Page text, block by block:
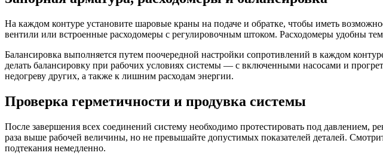
На каждом контуре установите шаровые краны на подаче и обратке, чтобы иметь
вентили или встроенные расходомеры с регулировочным штоком. Расходомеры удобны
Балансировка выполняется путем поочередной настройки сопротивлений в каждом
делать балансировку при рабочих условиях системы — с включенными насосами и
недогреву других, а также к лишним расходам энергии.
Проверка герметичности и продувка системы
После завершения всех соединений систему необходимо протестировать под давлением,
раза выше рабочей величины, но не превышайте допустимых показателей деталей.
подтекания немедленно.